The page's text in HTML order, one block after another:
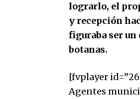
lograrlo, el
y recepción
figuraba ser
botanas.
[fvplayer
Agentes